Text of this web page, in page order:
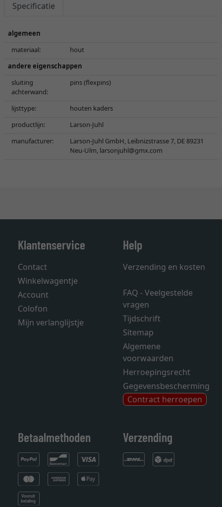
Specificatie
algemeen
materiaal:
hout
andere eigenschappen
sluiting
achterwand:
pins (flexpins)
lijsttype:
houten kaders
productlijn:
Larson-Juhl
manufacturer:
Larson-Juhl GmbH, Leibnizstrasse 7, DE 89231
Neu-Ulm, larsonjuhl@gmx.com
Klantenservice
Contact
Winkelwagentje
Account
Colofon
Mijn verlanglijstje
Help
Verzending en kosten
FAQ - Veelgestelde
vragen
Tijdschrift
Sitemap
Algemene
voorwaarden
Herroepingsrecht
Gegevensbescherming
Contract herroepen
Betaalmethoden Verzending